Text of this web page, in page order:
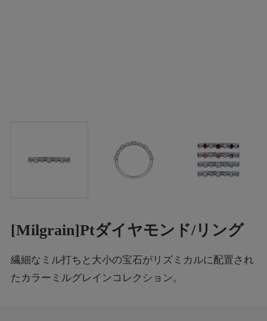
[Milgrain]Ptダイヤモンド/リング
繊細なミル打ちと大小の宝石がリズミカルに配置され
たカラーミルグレインコレクション。